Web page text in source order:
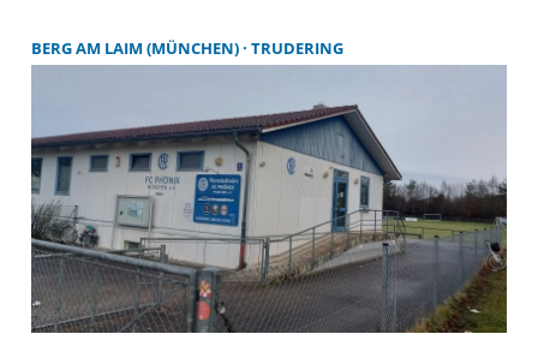
BERG AM LAIM (MÜNCHEN) TRUDERING